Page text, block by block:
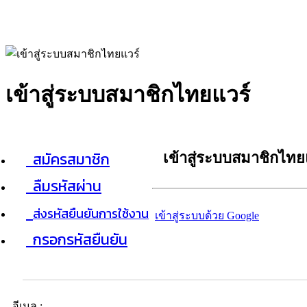
เข้าสู่ระบบสมาชิกไทยแวร์
สมัครสมาชิก
ลืมรหัสผ่าน
ส่งรหัสยืนยันการใช้งาน
กรอกรหัสยืนยัน
เข้าสู่ระบบสมาชิกไท
เข้าสู่ระบบด้วย Google